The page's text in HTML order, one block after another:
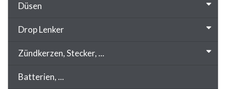
Düsen
Drop Lenker
Zündkerzen, Stecker, ...
Batterien, ...